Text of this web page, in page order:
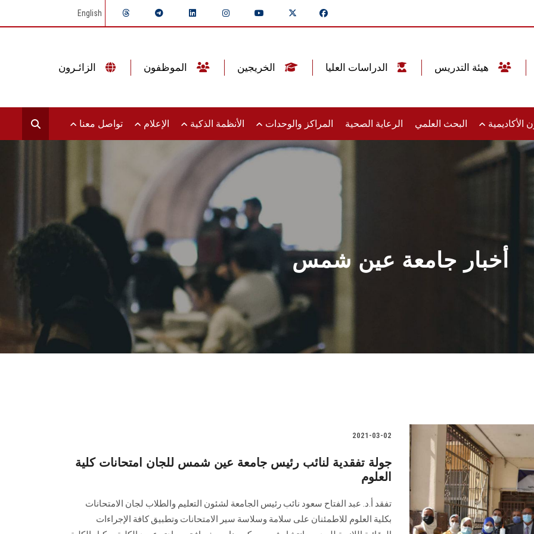
English
الأكاديمية البحث العلمي الرعاية الصحية المراكز والوحدات الأنظمة الذكية الإعلام تواصل معنا
أخبار جامعة عين شمس
2021-03-02
جولة تفقدية لنائب رئيس جامعة عين شمس للجان امتحانات كلية
العلوم
تفقد أ.د. عبد الفتاح سعود نائب رئيس الجامعة لشئون التعليم والطلاب لجان الامتحانات
بكلية العلوم للاطمئنان على سلامة وسلاسة سير الامتحانات وتطبيق كافة الإجراءات